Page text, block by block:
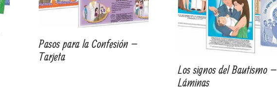
Pasos para la Confesión –
Tarjeta
Los signos del Bautismo –